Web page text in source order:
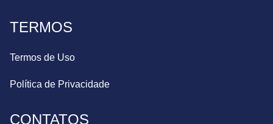
TERMOS
Termos de Uso
Política de Privacidade
CONTATOS